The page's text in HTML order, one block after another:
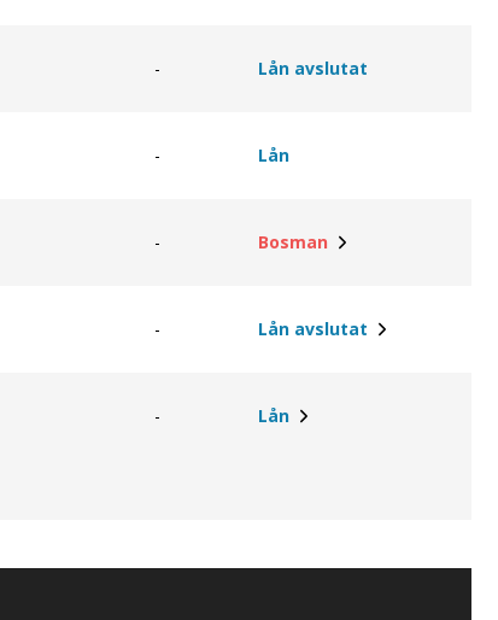
- Lån avslutat
- Lån
- Bosman
- Lån avslutat
- Lån